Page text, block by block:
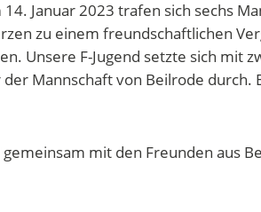
14. Januar 2023 trafen sich sechs
zu einem freundschaftlichen
Unsere F-Jugend setzte sich mit
der Mannschaft von Beilrode durch.
mit den Freunden aus